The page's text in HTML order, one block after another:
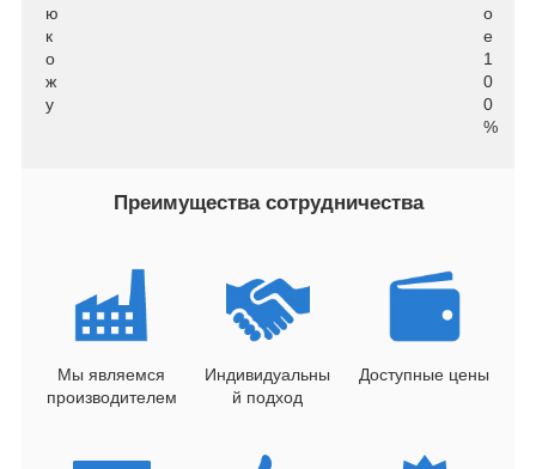
ю
к
о
ж
у
о
е
1
0
0
%
Преимущества сотрудничества
Мы являемся
производителем
Индивидуальны
й подход
Доступные цены